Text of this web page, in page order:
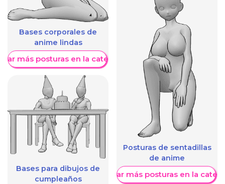
Bases corporales de
anime lindas
más posturas en la categoría
Bases para dibujos de
cumpleaños
Posturas de sentadillas
de anime
Mostrar más posturas en la